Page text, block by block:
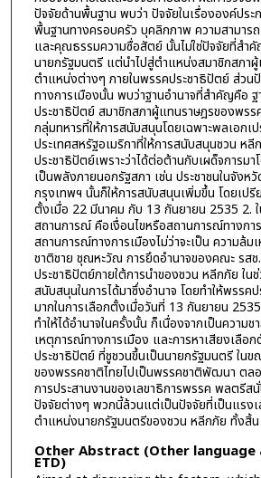
ปัจจัยด้านพื้นฐาน พบว่า ปัจจัยในเรื่ององค์ประ
พื้นฐานทางครอบครัว บุคลิกภาพ ความสามาร
และคุณธรรมความซื่อสัตย์ นั้นไม่ใช่ปัจจัยที่สำ
นายกรัฐมนตรี แต่นำไปสู่ตำแหน่งสมาชิกสภา
ตำแหน่งต่างๆ ภายในพรรคประชาธิปัตย์ ส่วนปั
ทางการเมืองนั้น พบว่าฐานอำนาจที่สำคัญคือ ฐ
ประชาธิปัตย์ สมาชิกสภาผู้แทนราษฎรของพรร
กลุ่มทหารที่ให้การสนับสนุนโดยเฉพาะพลเอก
ประเทศสหรัฐอเมริกาที่ให้การสนับสนุนชวน ห
ประชาธิปัตย์เพราะว่าได้ต่อต้านกับเผด็จการม
เป็นพลังภายนอกรัฐสภา เช่น ประชาชนในจังห
กรุงเทพฯ นั้นก็ให้การสนับสนุนเพิ่มขึ้น โดยเปรี
ตั้งเมื่อ 22 มีนาคม กับ 13 กันยายน 2535 2.
สถานการณ์ คือเงื่อนไขหรือสถานการณ์ทางกา
สถานการณ์ทางการเมืองไม่ว่าจะเป็น ความล้ม
ชาติชาย ชุณหะวัณ การยึดอำนาจของคณะ รส
ประชาธิปัตย์ภายใต้การนำของชวน หลีกภัย ใ
สนับสนุนในการได้มาซึ่งอำนาจ โดยทำให้พรรค
มากในการเลือกตั้งเมื่อวันที่ 13 กันยายน
ทำให้ได้อำนาจในครั้งนั้น ก็เนื่องจากเป็นความช
เหตุการณ์ทางการเมือง และการหาเสียงเลือ
ประชาธิปัตย์ ที่ชูชวนขึ้นเป็นนายกรัฐมนตรี ใน
ของพรรคชาติไทยไปเป็นพรรคชาติพัฒนา ตลอ
การประสานงานของเลขาธิการพรรค พลตรีส
ปัจจัยต่างๆ พวกนี้ล้วนแต่เป็นปัจจัยที่เป็นแรงเ
ตำแหน่งนายกรัฐมนตรีของชวน หลีกภัย ทั้งสิ้น
Other Abstract (Other
ETD)